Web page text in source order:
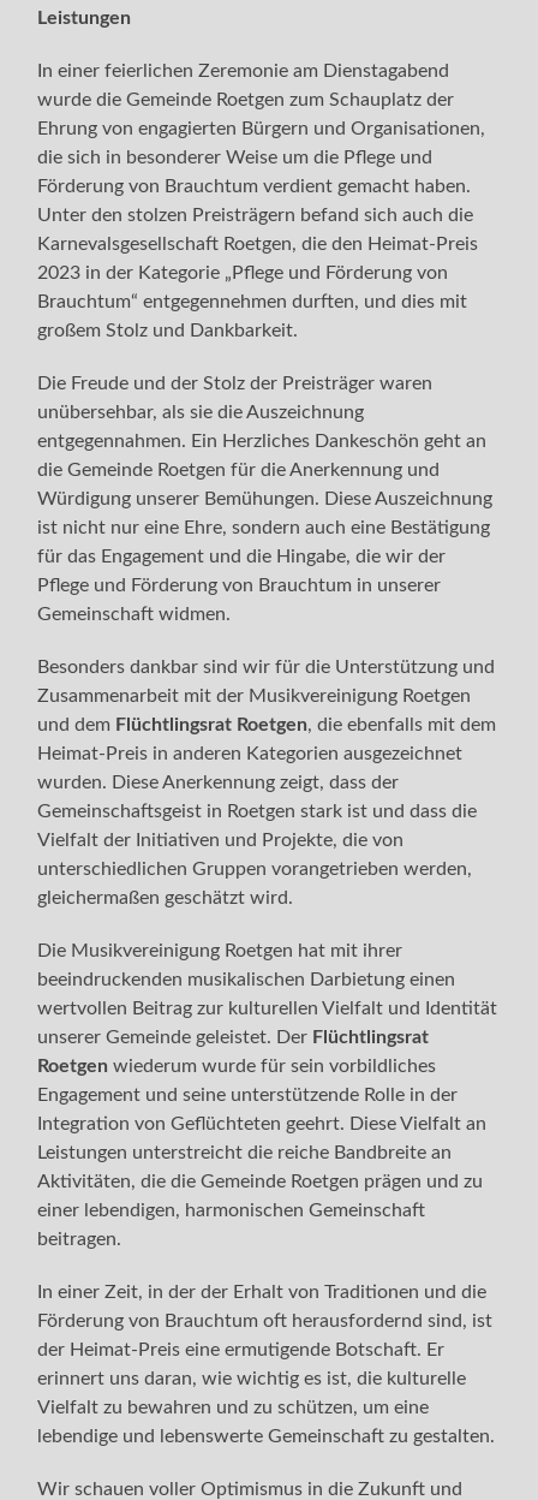
Leistungen
In einer feierlichen Zeremonie am Dienstagabend
wurde die Gemeinde Roetgen zum Schauplatz der
Ehrung von engagierten Bürgern und Organisationen,
die sich in besonderer Weise um die Pflege und
Förderung von Brauchtum verdient gemacht haben.
Unter den stolzen Preisträgern befand sich auch die
Karnevalsgesellschaft Roetgen, die den Heimat-Preis
2023 in der Kategorie „Pflege und Förderung von
Brauchtum“ entgegennehmen durften, und dies mit
großem Stolz und Dankbarkeit.
Die Freude und der Stolz der Preisträger waren
unübersehbar, als sie die Auszeichnung
entgegennahmen. Ein Herzliches Dankeschön geht an
die Gemeinde Roetgen für die Anerkennung und
Würdigung unserer Bemühungen. Diese Auszeichnung
ist nicht nur eine Ehre, sondern auch eine Bestätigung
für das Engagement und die Hingabe, die wir der
Pflege und Förderung von Brauchtum in unserer
Gemeinschaft widmen.
Besonders dankbar sind wir für die Unterstützung und
Zusammenarbeit mit der Musikvereinigung Roetgen
und dem Flüchtlingsrat Roetgen, die ebenfalls mit dem
Heimat-Preis in anderen Kategorien ausgezeichnet
wurden. Diese Anerkennung zeigt, dass der
Gemeinschaftsgeist in Roetgen stark ist und dass die
Vielfalt der Initiativen und Projekte, die von
unterschiedlichen Gruppen vorangetrieben werden,
gleichermaßen geschätzt wird.
Die Musikvereinigung Roetgen hat mit ihrer
beeindruckenden musikalischen Darbietung einen
wertvollen Beitrag zur kulturellen Vielfalt und Identität
unserer Gemeinde geleistet. Der Flüchtlingsrat
Roetgen wiederum wurde für sein vorbildliches
Engagement und seine unterstützende Rolle in der
Integration von Geflüchteten geehrt. Diese Vielfalt an
Leistungen unterstreicht die reiche Bandbreite an
Aktivitäten, die die Gemeinde Roetgen prägen und zu
einer lebendigen, harmonischen Gemeinschaft
beitragen.
In einer Zeit, in der der Erhalt von Traditionen und die
Förderung von Brauchtum oft herausfordernd sind, ist
der Heimat-Preis eine ermutigende Botschaft. Er
erinnert uns daran, wie wichtig es ist, die kulturelle
Vielfalt zu bewahren und zu schützen, um eine
lebendige und lebenswerte Gemeinschaft zu gestalten.
Wir schauen voller Optimismus in die Zukunft und